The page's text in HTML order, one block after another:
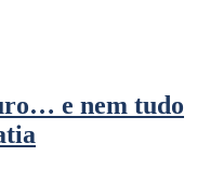
e nem tudo